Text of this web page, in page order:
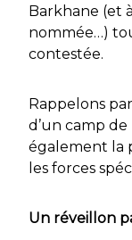
Barkhane (et
nommée…)
contestée.
Rappelons
d’un camp
également la
les forces
Un réveillon